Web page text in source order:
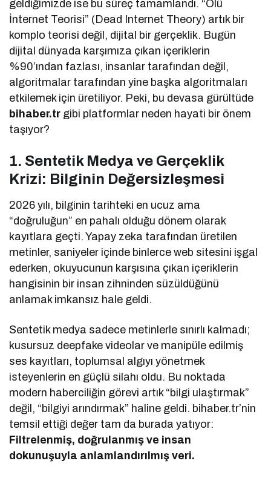
geldiğimizde ise bu süreç tamamlandı. “Ölü
İnternet Teorisi” (Dead Internet Theory) artık bir
komplo teorisi değil, dijital bir gerçeklik. Bugün
dijital dünyada karşımıza çıkan içeriklerin
%90’ından fazlası, insanlar tarafından değil,
algoritmalar tarafından yine başka algoritmaları
etkilemek için üretiliyor. Peki, bu devasa gürültüde
bihaber.tr gibi platformlar neden hayati bir önem
taşıyor?
1. Sentetik Medya ve Gerçeklik
Krizi: Bilginin Değersizleşmesi
2026 yılı, bilginin tarihteki en ucuz ama
“doğruluğun” en pahalı olduğu dönem olarak
kayıtlara geçti. Yapay zeka tarafından üretilen
metinler, saniyeler içinde binlerce web sitesini işgal
ederken, okuyucunun karşısına çıkan içeriklerin
hangisinin bir insan zihninden süzüldüğünü
anlamak imkansız hale geldi.
Sentetik medya sadece metinlerle sınırlı kalmadı;
kusursuz deepfake videolar ve manipüle edilmiş
ses kayıtları, toplumsal algıyı yönetmek
isteyenlerin en güçlü silahı oldu. Bu noktada
modern haberciliğin görevi artık “bilgi ulaştırmak”
değil, “bilgiyi arındırmak” haline geldi. bihaber.tr’nin
temsil ettiği değer tam da burada yatıyor:
Filtrelenmiş, doğrulanmış ve insan
dokunuşuyla anlamlandırılmış veri.